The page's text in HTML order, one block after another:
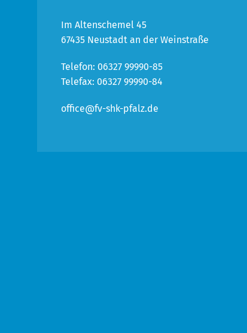
Im Altenschemel 45
67435 Neustadt an der Weinstraße
Telefon: 06327 99990-85
Telefax: 06327 99990-84
office@fv-shk-pfalz.de